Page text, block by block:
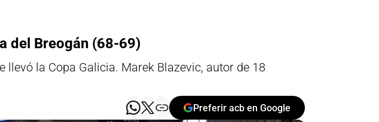
del Breogán (68-69)
la Copa Galicia. Marek Blazevic, autor de 18
Preferir acb en Google